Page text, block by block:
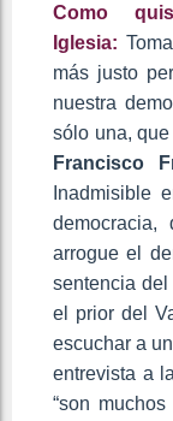
Como
Iglesia:
más justo
nuestra
sólo una,
Francisco
Inadmisible
arrogue el
sentencia del
el prior del
escuchar a
entrevista a
“son